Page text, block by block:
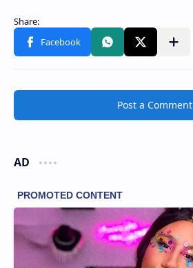
Post a Comment
AD